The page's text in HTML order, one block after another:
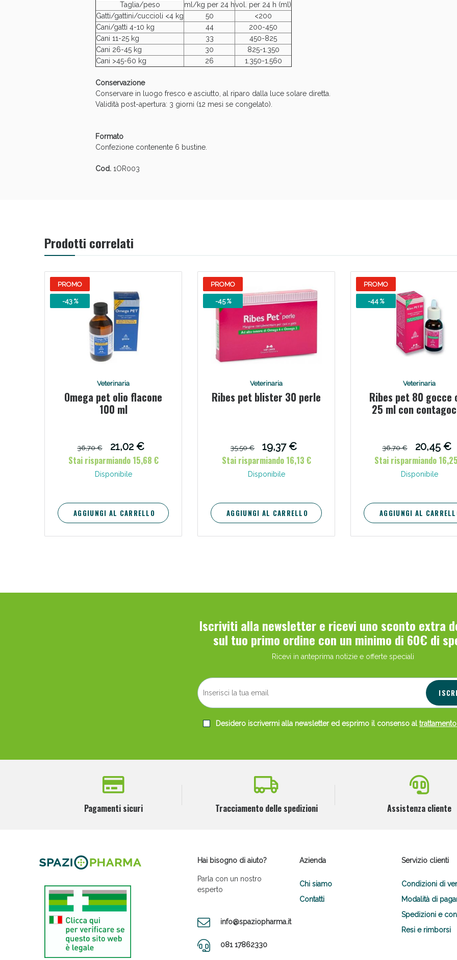
Taglia/peso ml/kg per 24 hvol. per 24 h (ml)
Gatti/gattini/cuccioli <4 kg
50
<200
Cani/gatti 4-10 kg
44
200-450
Cani 11-25 kg
33
450-825
Cani 26-45 kg
30
825-1.350
Cani >45-60 kg
26 1.350-1.560
Conservazione
Conservare in luogo fresco e asciutto, al riparo dalla luce solare diretta.
Validità post-apertura: 3 giorni (12 mesi se congelato).
Formato
Confezione contenente 6 bustine.
Cod. 1OR003
Prodotti correlati
PROMO
-43 %
Veterinaria
Omega pet olio flacone
100 ml
36,70 €
21,02 €
Stai risparmiando 15,68 €
Disponibile
AGGIUNGI AL CARRELLO
PROMO
-45 %
Veterinaria
Ribes pet blister 30 perle
35,50 €
19,37 €
Stai risparmiando 16,13 €
Disponibile
AGGIUNGI AL CARRELLO
PROMO
-44 %
Veterinaria
Ribes pet 80 gocce
25 ml con
36,70 €
20,45 €
Stai risparmiando
Disponibile
AGGIUNGI AL
Iscriviti alla newsletter e ricevi uno sconto extra
sul tuo primo ordine con un minimo di 60€ di
Ricevi in anteprima notizie e offerte speciali
Desidero iscrivermi alla newsletter ed esprimo il consenso al
Pagamenti sicuri Tracciamento delle spedizioni Assistenza cliente
Hai bisogno di aiuto?
Parla con un nostro
esperto
info@spaziopharma.it
081 17862330
Azienda
Chi siamo
Contatti
Servizio clienti
Condizioni di
Modalità di
Spedizioni e
Resi e rimborsi
Scopri le offerte di Oggi